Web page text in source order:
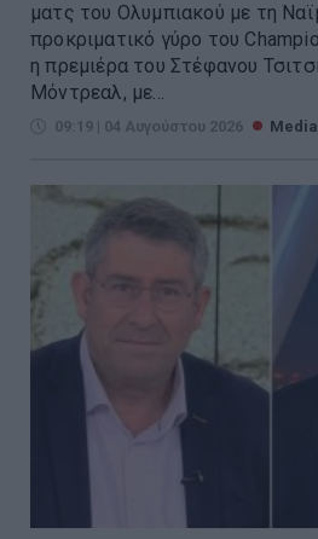
ματς του Ολυμπιακού με τη
προκριματικό γύρο του
η πρεμιέρα του Στέφανου
Μόντρεαλ, με...
09:19 | 04 Αυγούστου 2026 Media